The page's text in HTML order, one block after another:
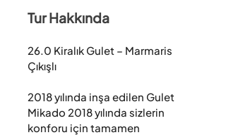
Tur Hakkında
26.0 Kiralık Gulet – Marmaris
Çıkışlı
2018 yılında inşa edilen Gulet
Mikado 2018 yılında sizlerin
konforu için tamamen